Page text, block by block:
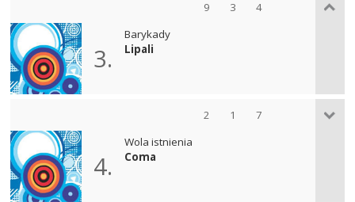
9 3 4
3.
Barykady
Lipali
2 1 7
4.
Wola istnienia
Coma